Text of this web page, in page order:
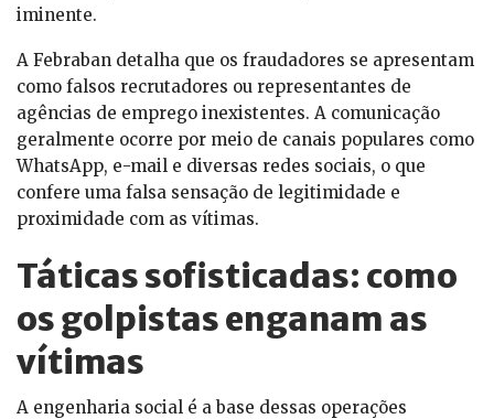
iminente.
A Febraban detalha que os fraudadores se apresentam
como falsos recrutadores ou representantes de
agências de emprego inexistentes. A comunicação
geralmente ocorre por meio de canais populares como
WhatsApp, e-mail e diversas redes sociais, o que
confere uma falsa sensação de legitimidade e
proximidade com as vítimas.
Táticas sofisticadas: como
os golpistas enganam as
vítimas
A engenharia social é a base dessas operações